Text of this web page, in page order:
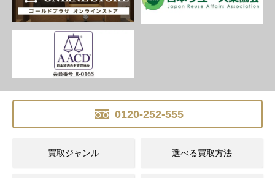
0120-252-555
買取ジャンル 選べる買取方法